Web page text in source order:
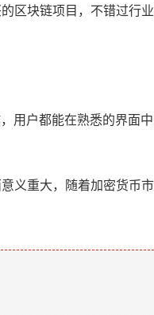
区块链项目，不错过行
用户都能在熟悉的界面
义重大，随着加密货币